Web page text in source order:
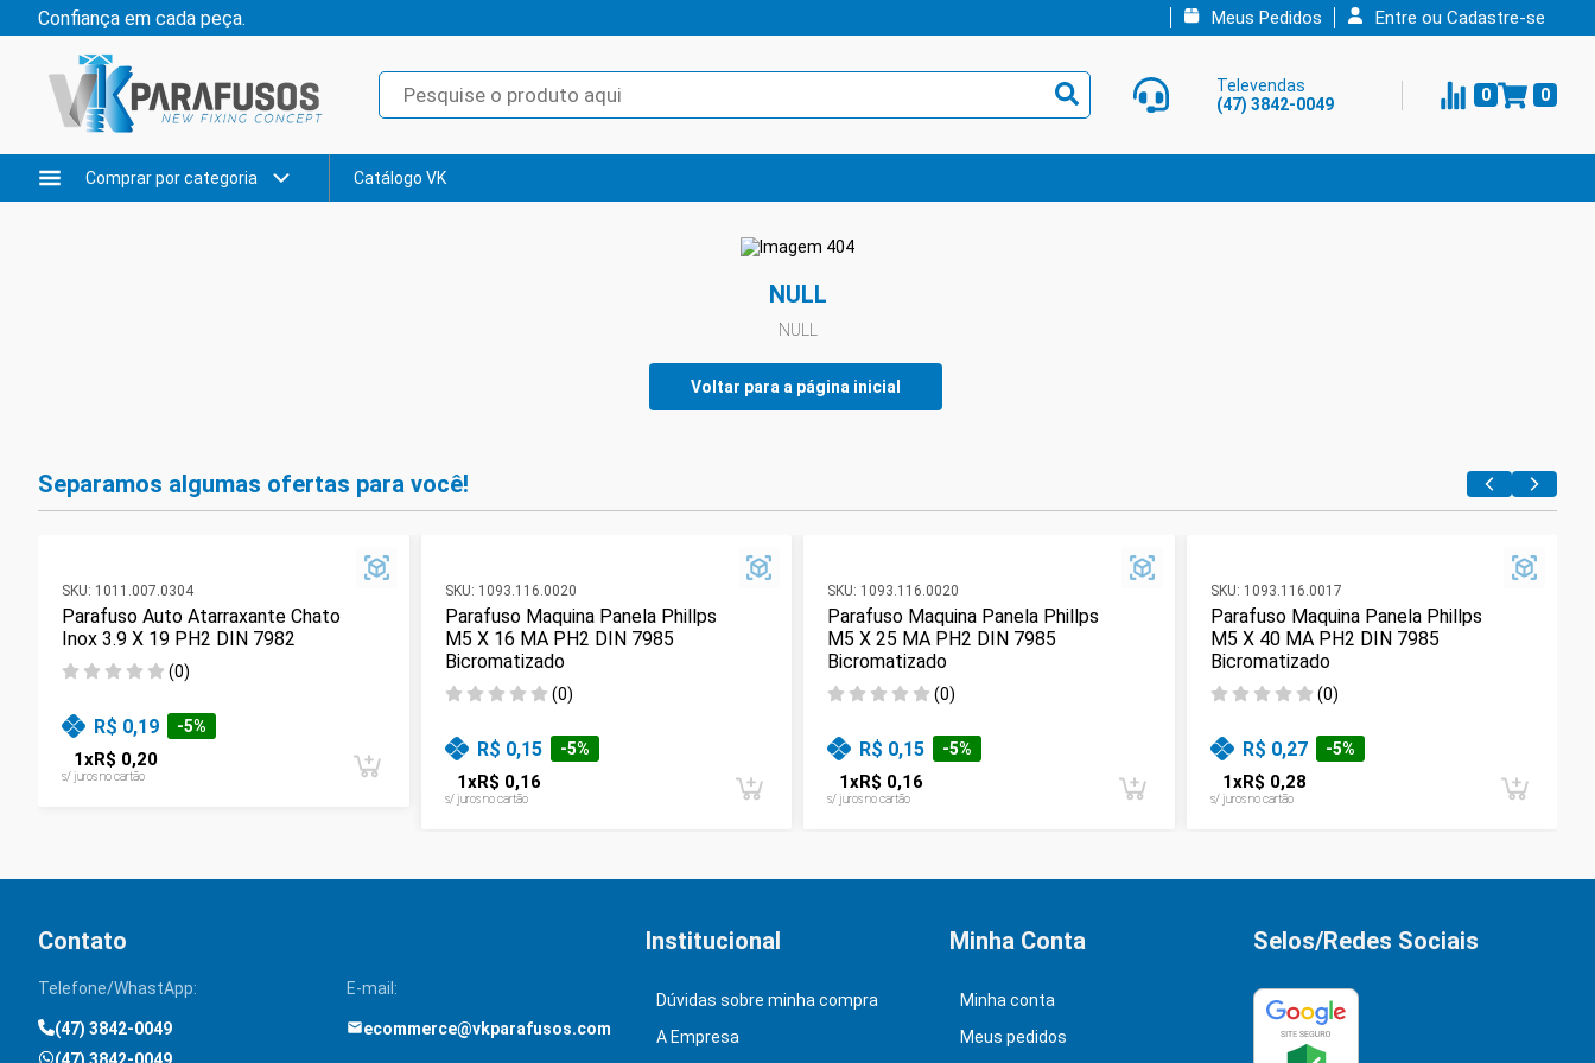
Confiança em cada peça. Meus Pedidos Entre ou Cadastre-se
Televendas
(47) 3842-0049
0 0
Comprar por categoria Catálogo VK
NULL
NULL
Voltar para a página inicial
Separamos algumas ofertas para você!
SKU: 1011.007.0304
Parafuso Auto Atarraxante Chato
Inox 3.9 X 19 PH2 DIN 7982
(0)
R$ 0,19 -5%
1xR$ 0,20
s/ juros no cartão
SKU: 1093.116.0020
Parafuso Maquina Panela Phillps
M5 X 16 MA PH2 DIN 7985
Bicromatizado
(0)
R$ 0,15 -5%
1xR$ 0,16
s/ juros no cartão
SKU: 1093.116.0020
Parafuso Maquina Panela Phillps
M5 X 25 MA PH2 DIN 7985
Bicromatizado
(0)
R$ 0,15 -5%
1xR$ 0,16
s/ juros no cartão
SKU: 1093.116.0017
Parafuso Maquina Panela Phillps
M5 X 40 MA PH2 DIN 7985
Bicromatizado
(0)
R$ 0,27 -5%
1xR$ 0,28
s/ juros no cartão
Contato
Telefone/WhastApp:
(47) 3842-0049
E-mail:
ecommerce@vkparafusos.com
Institucional
Dúvidas sobre minha compra
A Empresa
Minha Conta
Minha conta
Meus pedidos
Selos/Redes Sociais